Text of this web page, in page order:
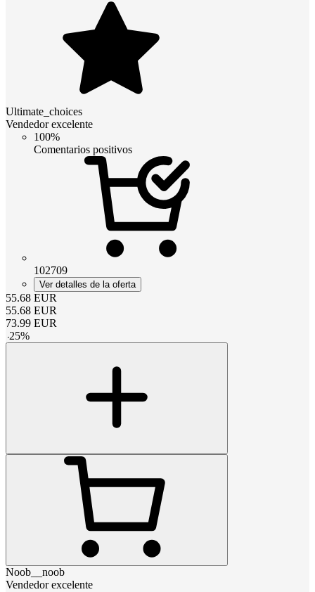
Ultimate_choices
Vendedor excelente
100%
Comentarios positivos
102709
Ver detalles de la oferta
55.68 EUR
55.68 EUR
73.99 EUR
-25%
Noob__noob
Vendedor excelente